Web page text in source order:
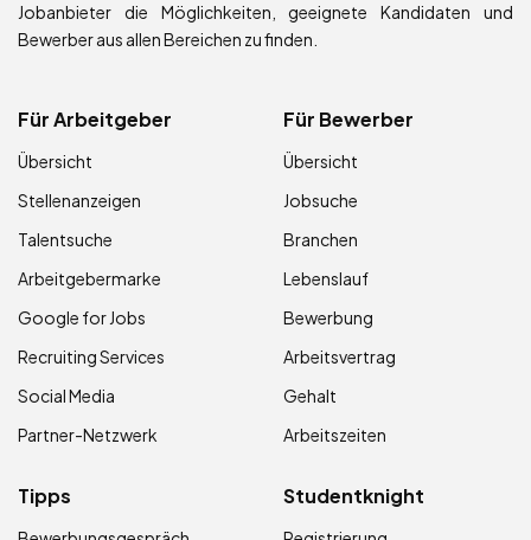
Jobanbieter die Möglichkeiten, geeignete Kandidaten und
Bewerber aus allen Bereichen zu finden.
Für Arbeitgeber
Übersicht
Stellenanzeigen
Talentsuche
Arbeitgebermarke
Google for Jobs
Recruiting Services
Social Media
Partner-Netzwerk
Für Bewerber
Übersicht
Jobsuche
Branchen
Lebenslauf
Bewerbung
Arbeitsvertrag
Gehalt
Arbeitszeiten
Tipps Studentknight